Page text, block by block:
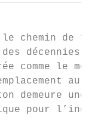
le chemin de
des décennies.
comme le
au
demeure une
pour